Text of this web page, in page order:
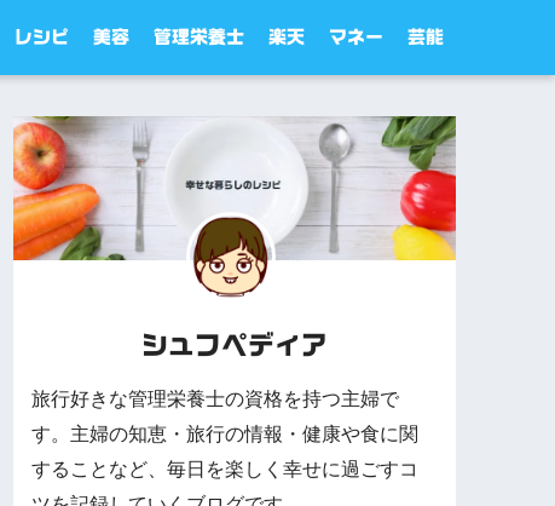
レシピ 美容 管理栄養士 楽天 マネー 芸能
シュフペディア
旅行好きな管理栄養士の資格を持つ主婦で
す。主婦の知恵・旅行の情報・健康や食に関
することなど、毎日を楽しく幸せに過ごすコ